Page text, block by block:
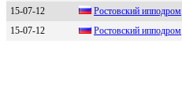
15-07-12
Роcтовcкий ипподpом
15-07-12
Роcтовcкий ипподpом